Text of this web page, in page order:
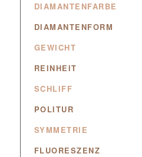
DIAMANTENFARBE
DIAMANTENFORM
GEWICHT
REINHEIT
SCHLIFF
POLITUR
SYMMETRIE
FLUORESZENZ